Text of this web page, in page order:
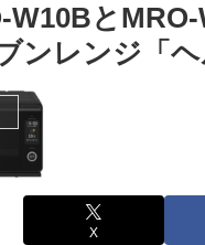
W10Bと
ンレンジ「ヘ
X